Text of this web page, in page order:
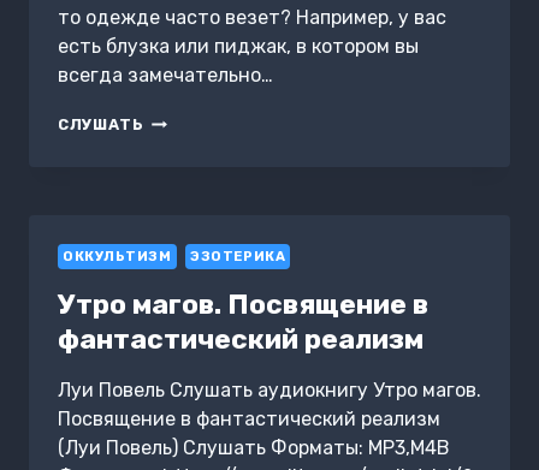
то одежде часто везет? Например, у вас
есть блузка или пиджак, в котором вы
всегда замечательно…
СЛУШАТЬ ВАШ
РЕАЛЬНОСТИ.
I:
ПРОСТРАНСТВО
ВАРИАНТОВ
ОККУЛЬТИЗМ ЭЗОТЕРИКА
Утро магов. Посвящение в
фантастический реализм
Луи Повель Слушать аудиокнигу Утро магов.
Посвящение в фантастический реализм
(Луи Повель) Слушать Форматы: MP3,M4B